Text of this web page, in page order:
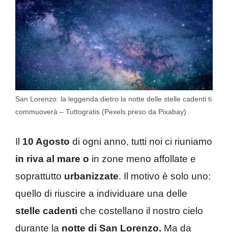
San Lorenzo: la leggenda dietro la notte delle stelle cadenti ti
commuoverà – Tuttogratis (Pexels preso da Pixabay)
Il 10 Agosto di ogni anno, tutti noi ci riuniamo
in riva al mare o in zone meno affollate e
soprattutto urbanizzate. Il motivo è solo uno:
quello di riuscire a individuare una delle
stelle cadenti che costellano il nostro cielo
durante la notte di San Lorenzo. Ma da